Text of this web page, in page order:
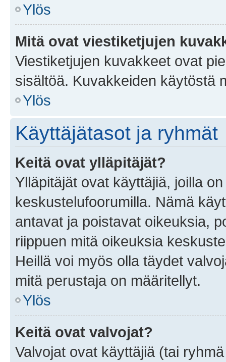
Ylös
Mitä ovat viestiketjujen
Viestiketjujen kuvakkeet ovat
sisältöä. Kuvakkeiden käytöstä
Ylös
Käyttäjätasot ja ryhmät
Keitä ovat ylläpitäjät?
Ylläpitäjät ovat käyttäjiä, joilla
keskustelufoorumilla. Nämä
antavat ja poistavat oikeuksia,
riippuen mitä oikeuksia
Heillä voi myös olla täydet
mitä perustaja on määritellyt.
Ylös
Keitä ovat valvojat?
Valvojat ovat käyttäjiä (tai